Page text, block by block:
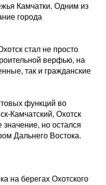
Камчатки. Одним из
города
стал не просто
верфью, на
так и гражданские
функций во
Камчатский, Охотск
значение, но остался
Дальнего Востока.
на берегах Охотского